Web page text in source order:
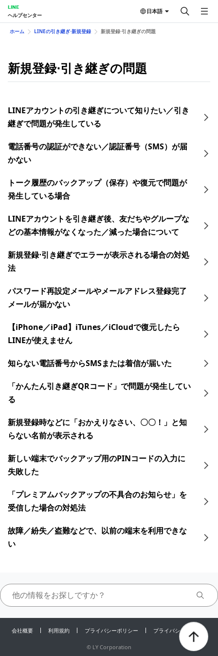
LINE
ヘルプセンター
日本語
ホーム LINEの引き継ぎ⋅新規登録 新規登録⋅引き継ぎの問題
新規登録⋅引き継ぎの問題
LINEアカウントの引き継ぎについて知りたい／引き
継ぎで問題が発生している
電話番号の認証ができない／認証番号（SMS）が届
かない
トーク履歴のバックアップ（保存）や復元で問題が
発生している場合
LINEアカウントを引き継ぎ後、友だちやグループな
どの基本情報がなくなった／減った場合について
新規登録⋅引き継ぎでエラーが表示される場合の対処
法
パスワード再設定メールやメールアドレス登録完了
メールが届かない
【iPhone／iPad】iTunes／iCloudで復元したら
LINEが使えません
知らない電話番号からSMSまたは着信が届いた
「かんたん引き継ぎQRコード」で問題が発生してい
る
新規登録時などに「おかえりなさい、〇〇！」と知
らない名前が表示される
新しい端末でバックアップ用のPINコードの入力に
失敗した
「プレミアムバックアップの不具合のお知らせ」を
受信した場合の対処法
故障／紛失／盗難などで、以前の端末を利用できな
い
会社概要 利用規約 プライバシーポリシー プライバシーセンター
© LY Corporation